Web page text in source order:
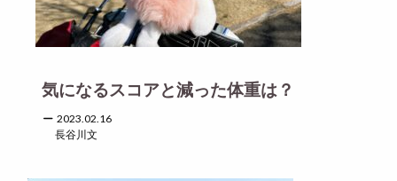
気になるスコアと減った体重は？
2023.02.16
長谷川文